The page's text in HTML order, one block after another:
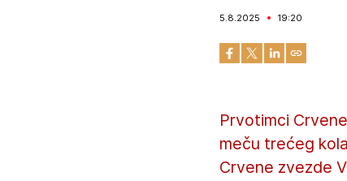
5.8.2025 19:20
Prvotimci
meču trećeg
Crvene zvezde